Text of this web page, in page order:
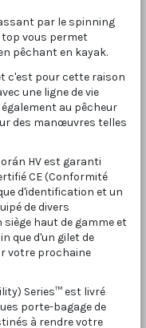
par le spinning
vous permet
pêchant en kayak.
c'est pour cette raison
une ligne de vie
au pêcheur
des manœuvres telles
HV est garanti
CE (Conformité
d'identification et un
de divers
haut de gamme et
que d'un gilet de
votre prochaine
Series™ est livré
porte-bagage de
à rendre votre